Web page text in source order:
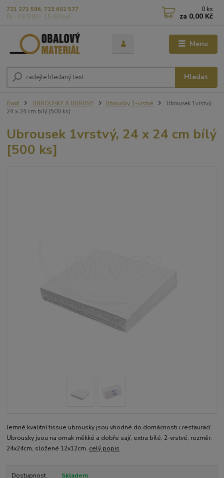
Menu
Hledat
721 271 596, 723 602 577
Po - Pá 9,00 - 15,00 hod
0 ks
za 0,00 Kč
Úvod UBROUSKY A UBRUSY Ubrousky 1-vrstvé
Ubrousek 1vrstvý,
24 x 24 cm bílý [500 ks]
Ubrousek 1vrstvý, 24 x 24 cm bílý
[500 ks]
Jemné kvalitní tissue ubrousky jsou vhodné do domácnosti i restaurací.
Ubrousky jsou na omak měkké a dobře sají, extra bílé, 2-vrstvé, rozměr:
24x24cm, složené 12x12cm. celý popis
Dostupnost Skladem